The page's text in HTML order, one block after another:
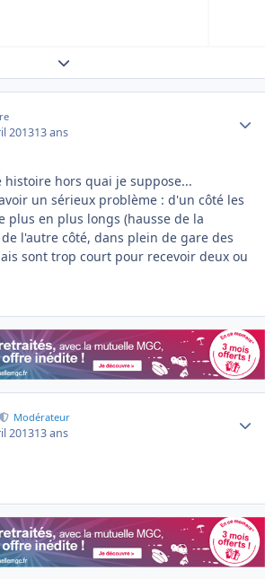
Expand topic overview
201313 ans
histoire hors quai je suppose...
un sérieux problème : d'un côté les
plus en plus longs (hausse de la
l'autre côté, dans plein de gare des
sont trop court pour recevoir deux ou
Modérateur
201313 ans